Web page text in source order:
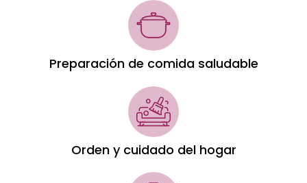
Preparación de comida saludable
Orden y cuidado del hogar